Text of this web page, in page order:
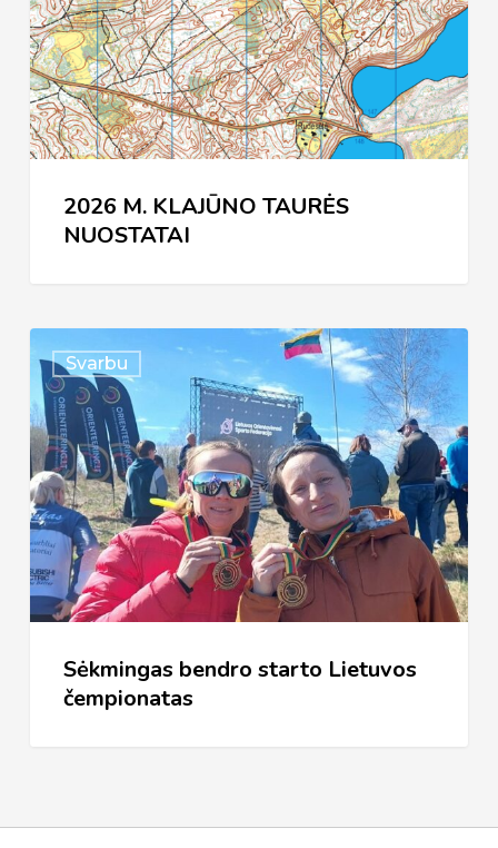
NUOSTATAI
2026 M. KLAJŪNO TAURĖS
NUOSTATAI
Svarbu
Sėkmingas
bendro
starto
Lietuvos
čempionatas
Sėkmingas bendro starto Lietuvos
čempionatas